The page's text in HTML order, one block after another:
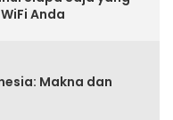
Anda
Makna dan